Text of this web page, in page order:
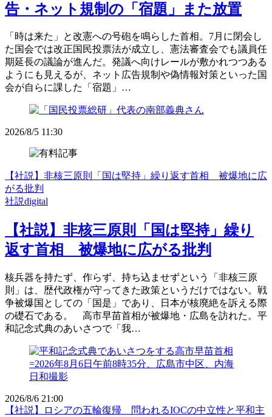
告・ネット規制の「宿題」また放置
「時は来た」と改憲への号砲を鳴らした首相。7月に閉会し
た国会では改正国民投票法が成立し、憲法審査会でも議員任
期延長の議論が進んだ。発議へ向けレールが敷かれつつある
ようにも見えるが、ネット広告規制や偽情報対策といった国
会が自らに課した「宿題」…
2026/8/5 11:30
【社説】非核三原則「国は堅持」繰り返す首相 被爆地に広
がる批判
社説digital
【社説】非核三原則「国は堅持」繰り
返す首相 被爆地に広がる批判
核兵器を持たず、作らず、持ち込ませずという「非核三原
則」は、歴代政権が守ってきた政策というだけではない。戦
争被爆国としての「国是」であり、日本が核廃絶を訴える際
の礎石である。 高市早苗首相が被爆地・広島を訪れた。平
和記念式典のあいさつで「我…
2026/8/6 21:00
【社説】ロシアの五輪復帰 問われるIOCの中立性と平和主